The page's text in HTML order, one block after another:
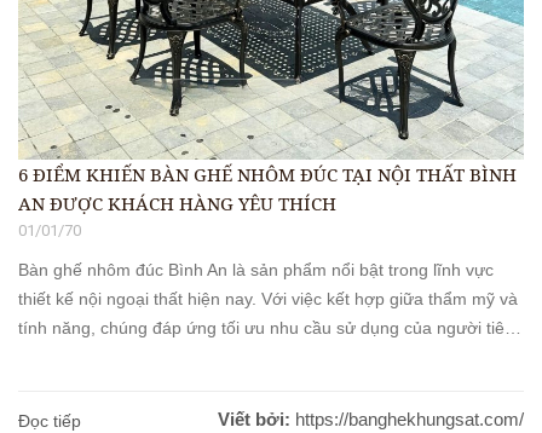
6 ĐIỂM KHIẾN BÀN GHẾ NHÔM ĐÚC TẠI NỘI THẤT BÌNH
AN ĐƯỢC KHÁCH HÀNG YÊU THÍCH
01/01/70
Bàn ghế nhôm đúc Bình An là sản phẩm nổi bật trong lĩnh vực
thiết kế nội ngoại thất hiện nay. Với việc kết hợp giữa thẩm mỹ và
tính năng, chúng đáp ứng tối ưu nhu cầu sử dụng của người tiêu
Đọc tiếp Viết bởi: https://banghekhungsat.com/